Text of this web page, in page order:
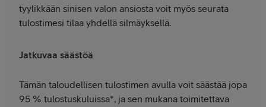
tyylikkään sinisen valon ansiosta voit myös seurata
tulostimesi tilaa yhdellä silmäyksellä.
Jatkuvaa säästöä
Tämän taloudellisen tulostimen avulla voit säästää jopa
95 % tulostuskuluissa*, ja sen mukana toimitettava